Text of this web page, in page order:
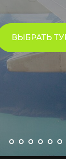
ВЫБРАТЬ